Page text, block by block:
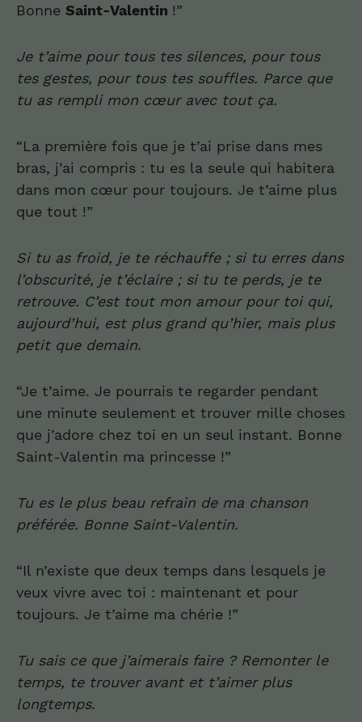
Bonne Saint-Valentin !”
Je t’aime pour tous tes silences, pour tous
tes gestes, pour tous tes souffles. Parce que
tu as rempli mon cœuravec tout ça.
“La première fois que je t’ai prise dans mes
bras, j’ai compris : tu es la seule qui habitera
dans mon cœur pour toujours. Je t’aime plus
que tout !”
Si tu as froid, je te réchauffe ; si tu erres dans
l’obscurité, je t’éclaire ; si tu te perds, je te
retrouve. C’est tout mon amour pour toi qui,
aujourd’hui, est plus grand qu’hier, mais plus
petit que demain.
“Je t’aime. Je pourrais te regarder pendant
une minute seulement et trouver mille choses
que j’adore chez toi en un seul instant. Bonne
Saint-Valentin ma princesse !”
Tu es le plus beau refrain de ma chanson
préférée. BonneSaint-Valentin.
“Il n’existe que deux temps dans lesquels je
veux vivre avec toi : maintenant et pour
toujours. Je t’aime ma chérie !”
Tu sais ce que j’aimerais faire ? Remonter le
temps, te trouver avant et t’aimer plus
longtemps.